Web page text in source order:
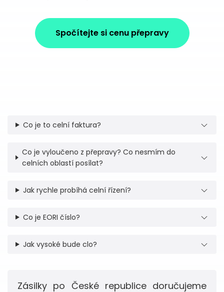
Spočítejte si cenu přepravy
Co je to celní faktura?
Co je vyloučeno z přepravy? Co nesmím do
celních oblastí posílat?
Jak rychle probíhá celní řízení?
Co je EORI číslo?
Jak vysoké bude clo?
Zásilky po České republice doručujeme